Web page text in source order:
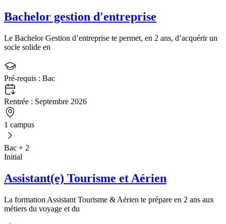
Bachelor gestion d'entreprise
Le Bachelor Gestion d’entreprise te permet, en 2 ans, d’acquérir un
socle solide en
Pré-requis : Bac
Rentrée : Septembre 2026
1 campus
Bac + 2
Initial
Assistant(e) Tourisme et Aérien
La formation Assistant Tourisme & Aérien te prépare en 2 ans aux
métiers du voyage et du